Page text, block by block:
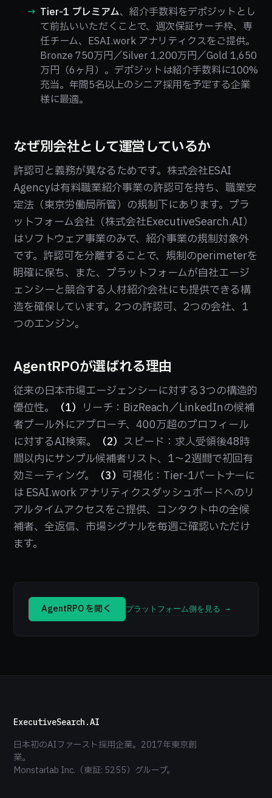
Tier-1 プレミアム、紹介手数料をデポジットとし
て前払いいただくことで、週次保証サーチ枠、専
任チーム、ESAI.work アナリティクスをご提供。
Bronze 750万円／Silver 1,200万円／Gold 1,650
万円（6ヶ月）。デポジットは紹介手数料に100%
充当。年間5名以上のシニア採用を予定する企業
様に最適。
なぜ別会社として運営しているか
許認可と義務が異なるためです。株式会社ESAI
Agencyは有料職業紹介事業の許認可を持ち、職業安
定法（東京労働局所管）の規制下にあります。プラ
ットフォーム会社（株式会社ExecutiveSearch.AI）
はソフトウェア事業のみで、紹介事業の規制対象外
です。許認可を分離することで、規制のperimeterを
明確に保ち、また、プラットフォームが自社エージ
ェンシーと競合する人材紹介会社にも提供できる構
造を確保しています。2つの許認可、2つの会社、1
つのエンジン。
AgentRPOが選ばれる理由
従来の日本市場エージェンシーに対する3つの構造的
優位性。
（1） リーチ：BizReach／LinkedInの候補
者プール外にアプローチ、400万超のプロフィール
に対するAI検索。
（2） スピード：求人受領後48時
間以内にサンプル候補者リスト、1〜2週間で初回有
効ミーティング。
（3） 可視化：Tier-1パートナーに
は ESAI.work アナリティクスダッシュボードへのリ
アルタイムアクセスをご提供、コンタクト中の全候
補者、全返信、市場シグナルを毎週ご確認いただけ
ます。
AgentRPO を開く → プラットフォーム側を見る →
ExecutiveSearch.AI
日本初のAIファースト採用企業。2017年東京創
業。
Monstarlab Inc.（東証: 5255）グループ。